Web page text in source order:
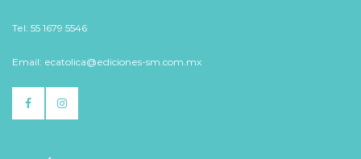
Tel: 55 1679 5546
Email: ecatolica@ediciones-sm.com.mx